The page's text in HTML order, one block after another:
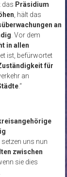
das Präsidium
, hält das
an
. Vor dem
in allen
ist, befürwortet
für
an
.“
uns nun
zwischen
sie dies